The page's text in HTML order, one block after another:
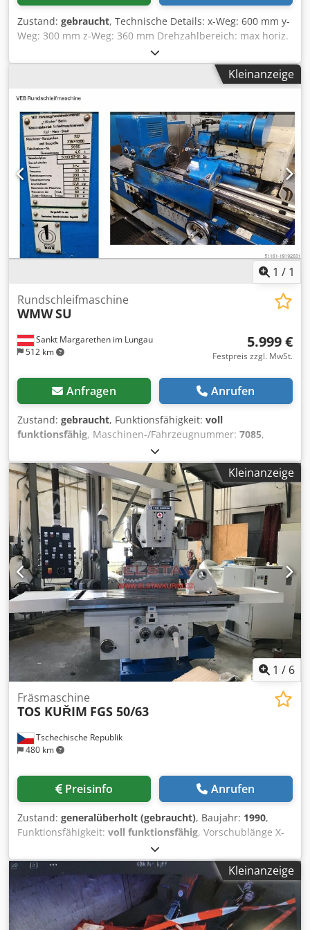
Zustand: gebraucht, Technische Details: x-Weg: 600 mm y-
Weg: 300 mm z-Weg: 360 mm Drehzahlbereich: max horiz.
40- 2000 U/min Spindelaufnahme: vert. / horiz. SK 40/ SK40
Drehzahlbereich: max zul. 40 - 2000 U/min Vorschub:: 2-
3600 mm/min Pinolenweg: 80 mm Tischgröße: 810 x 420
mm Gesamtleistungsbedarf: 3 KVA Maschinengewicht ca.:
1300 kg Abmessung Maschine ca. LxBxH: 1,8 x 1,35 x 1,95
m Fräsmaschine mit Stoßkopf Stoßlänge 32-80mm mit 10 x
Doppelhübe, 24-285 Hub/min Djdeu U E T Iopfx Ah Tjkr
Heidenhain 3-Achsen-Anzeigen *
Kleinanzeige
1 / 1
Sankt Margarethen im Lungau
512 km
Rundschleifmaschine
WMWSU
5.999 €
Festpreis zzgl. MwSt.
Anfragen Anrufen
Zustand: gebraucht, Funktionsfähigkeit: voll
funktionsfähig, Maschinen-/Fahrzeugnummer: 7085,
Gebrauchte Universalschleifmaschine Fabrikat WMW Typ
SU 315 x 1000 mm Mit Innenschleifeinrichtung max.
Werkstückdurchmesser 315 mm max. Bearbeitungslänge
1000mm Schleifspindeldrehzahl 1340 U/min
Werkstückdrehzahl 22-500 U/min Dsdpfswl A H Dox Ah
Tekr Tischweg beim Längsschleifen 5-1680 mm
Tischgeschwindigkeit 0,05-5 m/min. Werkstückmasse max.
300 k Anschlusswert 12,5 kW Maschinengewicht ca. 5,8 t
Use Cylindrical universal grinding machine Manufacturer
WMW Model SU 315 x 1000 mm With internal grinding
spindle max. work diameter 315 mm max. working length
1000 mm speed of grinding spindle 1340 rpm Table feed
travel 5-1680 mm Table feed 0,05-5 m/min. Workpiece
weight max. 300 kg Machine weight approx . 5 t
Kleinanzeige
1 / 6
Tschechische Republik
480 km
Fräsmaschine
TOS KUŘIM FGS 50/63
Preisinfo Anrufen
Zustand: generalüberholt (gebraucht), Baujahr: 1990,
Funktionsfähigkeit: voll funktionsfähig, Vorschublänge X-
, Vorschublänge Y-Achse:
Vorschublänge Z-Achse:500 mm, Verfahrweg X-Achse:
1.800 mm, Verfahrweg Y-Achse: 1.800 mm, Verfahrweg Z-
Achse:
450 mm, Spindeldrehzahl (max.): 1.800 U/min
Spindeldrehzahl (min.):1.800 U/min , Pinolenweg:100 mm,
Eilgang X-Achse:4 m/min , Eilgang Y-Achse:4 m/min,
Kleinanzeige